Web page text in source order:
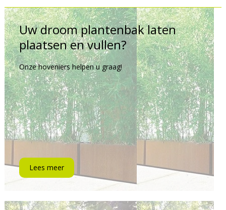
Uw droom plantenbak laten
plaatsen en vullen?
Onze hoveniers helpen u graag!
Lees meer